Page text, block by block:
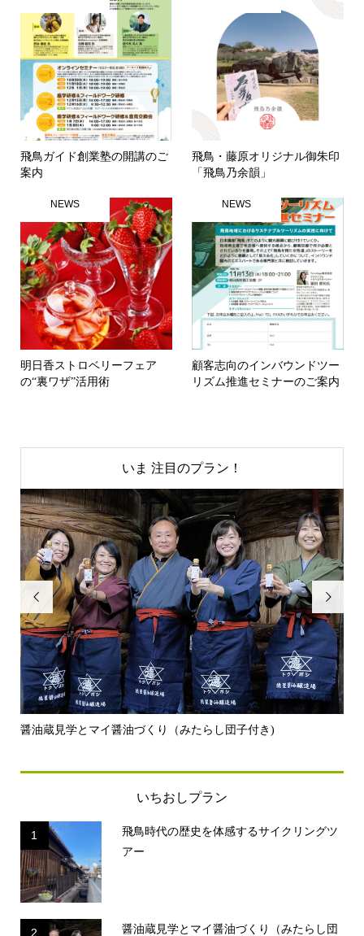
飛鳥ガイド創業塾の開講のご
案内
飛鳥・藤原オリジナル御朱印
「飛鳥乃余韻」
NEWS
明日香ストロベリーフェア
の“裏ワザ”活用術
NEWS
顧客志向のインバウンドツー
リズム推進セミナーのご案内
いま 注目のプラン！

飛鳥時代の歴史を体感するサイクリングツアー

いちおしプラン
1
飛鳥時代の歴史を体感するサイクリングツ
アー
2
醤油蔵見学とマイ醤油づくり（みたらし団